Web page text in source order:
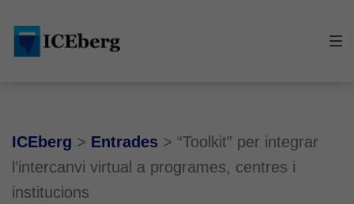
main
content
footer
ICEberg > Entrades > “Toolkit” per integrar
l’intercanvi virtual a programes, centres i
institucions